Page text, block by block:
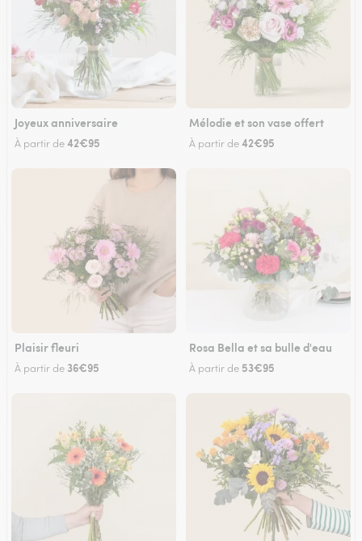
Joyeux anniversaire
À partir de42€95
Mélodie et son vase offert
À partir de42€95
Plaisir fleuri
À partir de 36€95
Rosa Bella et sa bulle d'eau
À partir de 53€95